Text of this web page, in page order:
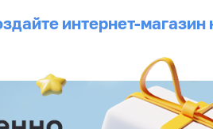
интернет-магазин